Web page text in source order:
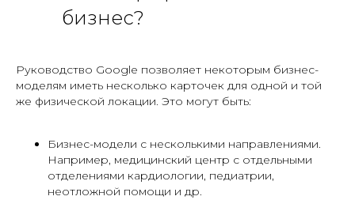
бизнес?
Руководство Google позволяет некоторым бизнес-
моделям иметь несколько карточек для одной и той
же физической локации. Это могут быть:
Бизнес-модели с несколькими направлениями.
Например, медицинский центр с отдельными
отделениями кардиологии, педиатрии,
неотложной помощи и др.